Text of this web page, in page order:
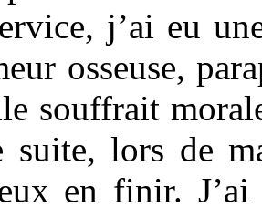
j’ai eu
osseuse,
souffrait
suite, lors de
en finir. J’ai